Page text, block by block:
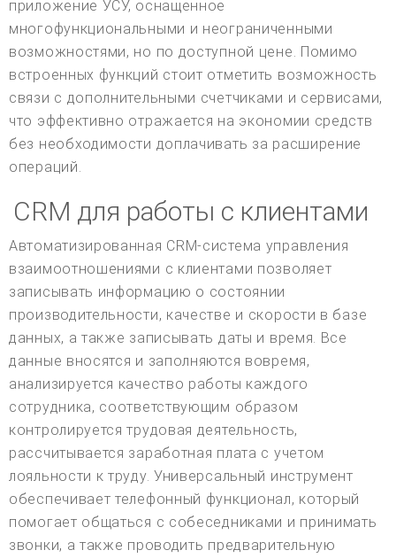
приложение УСУ, оснащенное
многофункциональными и неограниченными
возможностями, но по доступной цене. Помимо
встроенных функций стоит отметить возможность
связи с дополнительными счетчиками и сервисами,
что эффективно отражается на экономии средств
без необходимости доплачивать за расширение
операций.
CRM для работы с клиентами
Автоматизированная CRM-система управления
взаимоотношениями с клиентами позволяет
записывать информацию о состоянии
производительности, качестве и скорости в базе
данных, а также записывать даты и время. Все
данные вносятся и заполняются вовремя,
анализируется качество работы каждого
сотрудника, соответствующим образом
контролируется трудовая деятельность,
рассчитывается заработная плата с учетом
лояльности к труду. Универсальный инструмент
обеспечивает телефонный функционал, который
помогает общаться с собеседниками и принимать
звонки, а также проводить предварительную